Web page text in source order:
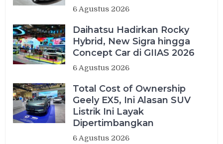
6 Agustus 2026
Daihatsu Hadirkan Rocky
Hybrid, New Sigra hingga
Concept Car di GIIAS 2026
6 Agustus 2026
Total Cost of Ownership
Geely EX5, Ini Alasan SUV
Listrik Ini Layak
Dipertimbangkan
6 Agustus 2026